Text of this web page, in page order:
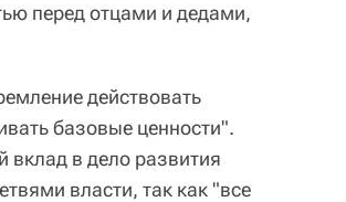
перед отцами и дедами,
действовать
базовые ценности".
вклад в дело развития
власти, так как "все